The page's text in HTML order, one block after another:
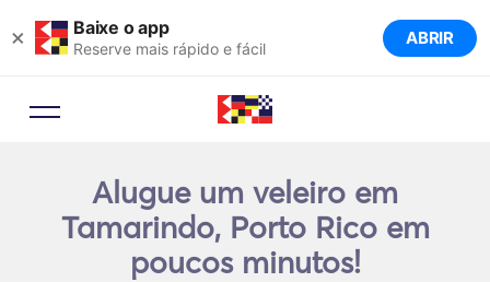
× Baixe o app
Reserve mais rápido e fácil ABRIR
Alugue um veleiro em
Tamarindo, Porto Rico em
poucos minutos!